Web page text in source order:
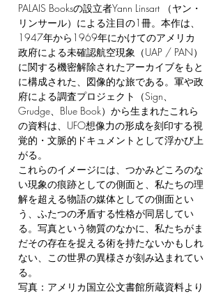
PALAIS Booksの設立者Yann Linsart （ヤン・
リンサール）による注目の1冊。本作は、
1947年から1969年にかけてのアメリカ
政府による未確認航空現象（UAP / PAN）
に関する機密解除されたアーカイブをもと
に構成された、図像的な旅である。軍や政
府による調査プロジェクト（Sign、
Grudge、Blue Book）から生まれたこれら
の資料は、UFO想像力の形成を刻印する視
覚的・文脈的ドキュメントとして浮かび上
がる。
これらのイメージには、つかみどころのな
い現象の痕跡としての側面と、私たちの理
解を超える物語の媒体としての側面とい
う、ふたつの矛盾する性格が同居してい
る。写真という物質のなかに、私たちがま
だその存在を捉える術を持たないかもしれ
ない、この世界の異様さが刻み込まれてい
る。
写真：アメリカ国立公文書館所蔵資料より